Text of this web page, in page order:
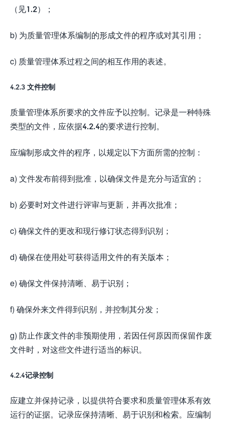
（见1.2）；
b) 为质量管理体系编制的形成文件的程序或对其引用；
c) 质量管理体系过程之间的相互作用的表述。
4.2.3 文件控制
质量管理体系所要求的文件应予以控制。记录是一种特殊
类型的文件，应依据4.2.4的要求进行控制。
应编制形成文件的程序，以规定以下方面所需的控制：
a) 文件发布前得到批准，以确保文件是充分与适宜的；
b) 必要时对文件进行评审与更新，并再次批准；
c) 确保文件的更改和现行修订状态得到识别；
d) 确保在使用处可获得适用文件的有关版本；
e) 确保文件保持清晰、易于识别；
f) 确保外来文件得到识别，并控制其分发；
g) 防止作废文件的非预期使用，若因任何原因而保留作废
文件时，对这些文件进行适当的标识。
4.2.4记录控制
应建立并保持记录，以提供符合要求和质量管理体系有效
运行的证据。记录应保持清晰、易于识别和检索。应编制